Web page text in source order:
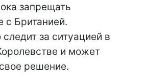
запрещать
с Британией.
за ситуацией в
и может
решение.